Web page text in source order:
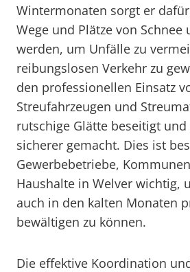
Wintermonaten sorgt er
Wege und Plätze von Schnee
werden, um Unfälle zu
reibungslosen Verkehr zu
den professionellen Einsatz
Streufahrzeugen und
rutschige Glätte beseitigt und
sicherer gemacht. Dies ist
Gewerbebetriebe,
Haushalte in Welver wichtig,
auch in den kalten Monaten
bewältigen zu können.
Die effektive Koordination